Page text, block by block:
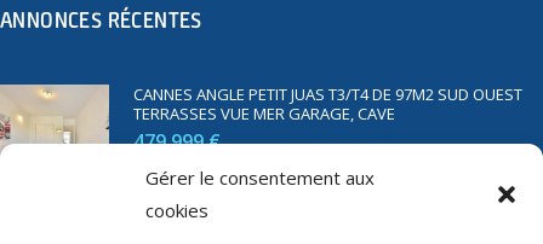
Gérer le consentement aux
cookies
ANNONCES RÉCENTES
CANNES ANGLE PETIT JUAS T3/T4 DE 97M2 SUD OUEST
TERRASSES VUE MER GARAGE, CAVE
479 999 €